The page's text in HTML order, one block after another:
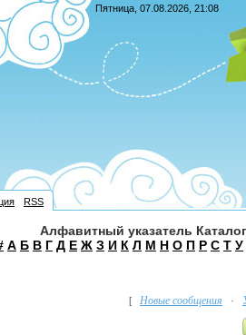
Пятница, 07.08.2026, 21:08
RSS
Алфавитный указатель
А Б В Г Д Е Ж З И К Л М Н О П Р С Т У
[ Новые сообщения ·